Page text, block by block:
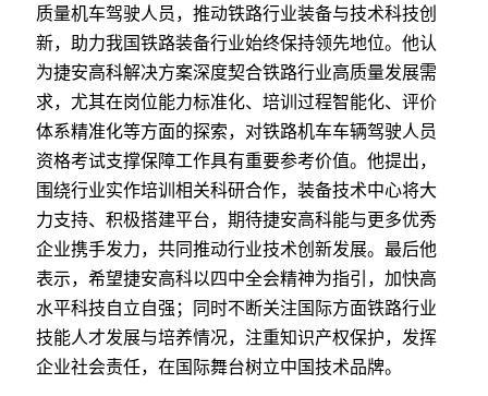
质量机车驾驶人员，推动铁路行业装备与技术科技创
新，助力我国铁路装备行业始终保持领先地位。他认
为捷安高科解决方案深度契合铁路行业高质量发展需
求，尤其在岗位能力标准化、培训过程智能化、评价
体系精准化等方面的探索，对铁路机车车辆驾驶人员
资格考试支撑保障工作具有重要参考价值。他提出，
围绕行业实作培训相关科研合作，装备技术中心将大
力支持、积极搭建平台，期待捷安高科能与更多优秀
企业携手发力，共同推动行业技术创新发展。最后他
表示，希望捷安高科以四中全会精神为指引，加快高
水平科技自立自强；同时不断关注国际方面铁路行业
技能人才发展与培养情况，注重知识产权保护，发挥
企业社会责任，在国际舞台树立中国技术品牌。